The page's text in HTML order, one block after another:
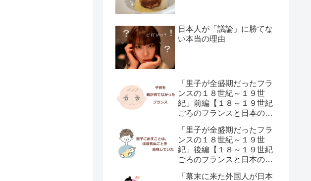
日本人が「議論」に勝てな
い本当の理由
「里子が全盛期だったフラ
ンスの１８世紀～１９世
紀」前編【１８～１９世紀
ごろのフランスと日本の子
「里子が全盛期だったフラ
ンスの１８世紀～１９世
紀」後編【１８～１９世紀
ごろのフランスと日本の子
「幕末に来た外国人が日本